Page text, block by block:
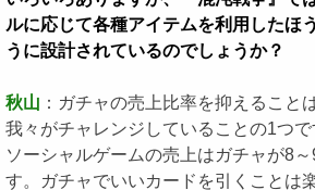
ルに応じて各種アイテムを利用したほ
うに設計されているのでしょうか？
秋山 ：ガチャの売上比率を抑えること
我々がチャレンジしていることの1つ
ソーシャルゲームの売上はガチャが8
す。ガチャでいいカードを引くことは